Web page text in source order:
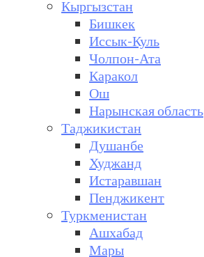
Кыргызстан
Бишкек
Иссык-Куль
Чолпон-Ата
Каракол
Ош
Нарынская область
Таджикистан
Душанбе
Худжанд
Истаравшан
Пенджикент
Туркменистан
Ашхабад
Мары